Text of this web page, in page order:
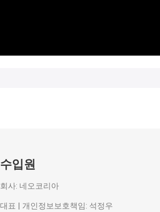
수입원
회사: 네오코리아
대표 | 개인정보보호책임: 석정우